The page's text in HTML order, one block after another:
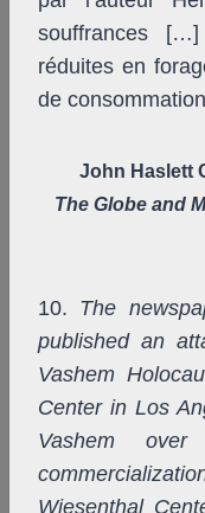
souffrances
réduites en
de
John Haslett
The Globe and
10. The
published an
Vashem
Center in Los
Vashem
Wiesenthal